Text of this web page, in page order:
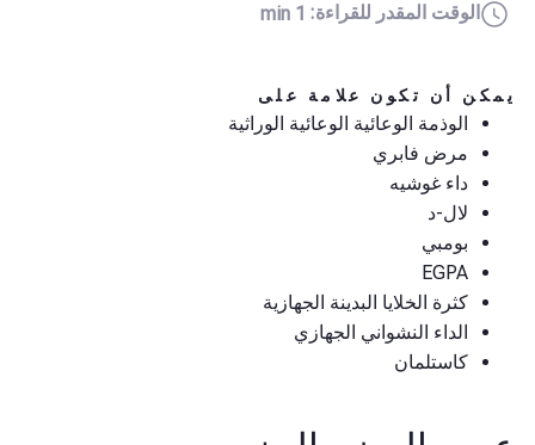
الوقت المقدر للقراءة: 1 min
يمكن أن تكون علامة على
الوذمة الوعائية الوعائية الوراثية
مرض فابري
داء غوشيه
لال-د
بومبي
EGPA
كثرة الخلايا البدينة الجهازية
الداء النشواني الجهازي
كاستلمان